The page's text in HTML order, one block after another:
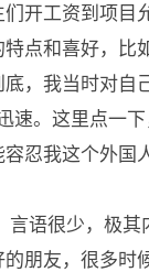
开工资到项目
和喜好，比如
，我当时对自
速。这里点一
忍我这个外国
语很少，极其
朋友，很多